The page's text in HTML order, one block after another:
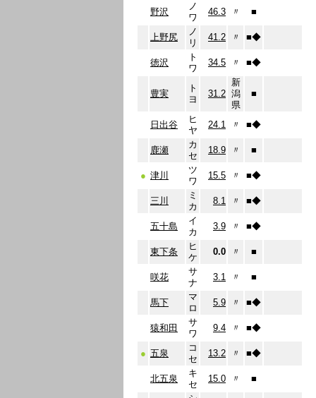
野沢
ノ
ワ
46.3 〃 ■
上野尻
ノ
リ
41.2 〃 ■◆
徳沢
ト
ワ
34.5 〃 ■◆
豊実
ト
ヨ
31.2
新
潟
県
■
日出谷
ヒ
ヤ
24.1 〃 ■◆
鹿瀬
カ
セ
18.9 〃 ■
● 津川
ツ
ワ
15.5 〃 ■◆
三川
ミ
カ
8.1 〃 ■◆
五十島
イ
カ
3.9 〃 ■◆
東下条
ヒ
ケ
0.0 〃 ■
咲花
サ
ナ
3.1 〃 ■
馬下
マ
ロ
5.9 〃 ■◆
猿和田
サ
ワ
9.4 〃 ■◆
● 五泉
コ
セ
13.2 〃 ■◆
北五泉
キ
セ
15.0 〃
■